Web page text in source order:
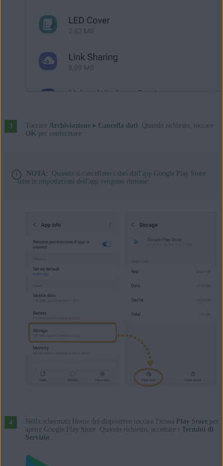
Toccare Archiviazione▸ Cancella dati. Quando richiesto, toccare
OK per confermare.
NOTA:
Quando si cancellano i dati dall'app Google Play Store
tutte le impostazioni dell'app vengono rimosse.
Nella schermata Home del dispositivo toccare l'icona Play Storeper
aprire Google Play Store. Quando richiesto, accettare i Termini di
Servizio.